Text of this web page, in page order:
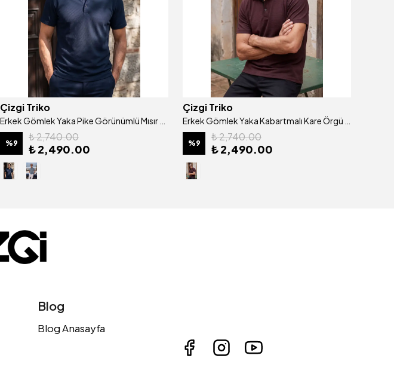
Çizgi Triko
%9
₺ 2,740.00
₺ 2,490.00
Çizgi Triko
%9
₺ 2,740.00
₺ 2,490.00
Blog
Blog Anasayfa